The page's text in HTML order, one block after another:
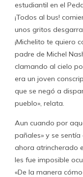
estudiantil en el
¡Todos al bus!
unos gritos
¡Michelito te quiero
padre de Michel
clamando al cielo
era un joven
que se negó a
pueblo», relata.
Aun cuando por
pañales» y se
ahora atrincherado
les fue imposible
«De la manera